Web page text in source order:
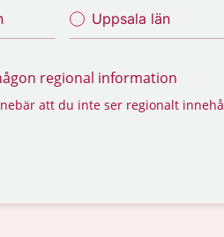
Uppsala län
regional information
att du inte ser regionalt